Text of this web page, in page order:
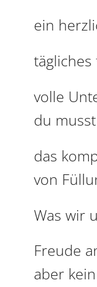
ein
volle
du
das
von
Was wir
Freude
aber